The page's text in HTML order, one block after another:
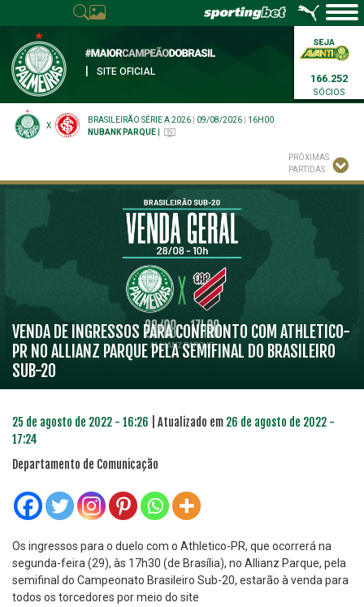
SITE OFICIAL
166.252
SÓCIOS
X
BRASILEIRÃO SÉRIE A 2026 09/08/2026
16H00
NUBANK PARQUE
PRÓXIMAS
PARTIDAS
VENDA DE INGRESSOS PARA CONFRONTO COM ATHLETICO-
PR NO ALLIANZ PARQUE PELA SEMIFINAL DO BRASILEIRO
SUB-20
25 de agosto de 2022 - 16:26 | Atualizado em 26 de agosto de 2022 -
17:24
Departamento de Comunicação
Os ingressos para o duelo com o Athletico-PR, que ocorrerá na
segunda-feira (29), às 17h30 (de Brasília), no Allianz Parque, pela
semifinal do Campeonato Brasileiro Sub-20, estarão à venda para
todos os torcedores por meio do site